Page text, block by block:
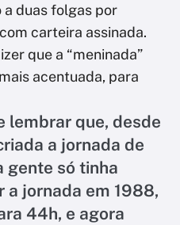
duas folgas por
carteira assinada.
que a “meninada”
acentuada, para
lembrar que, desde
a jornada de
gente só tinha
a jornada em 1988,
44h, e agora